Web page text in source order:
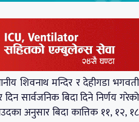
शिवनाथ मन्दिर र देहीगडा भगवती
दिन सार्वजनिक बिदा दिने निर्णय गरेको
अनुसार बिदा कात्तिक ११, १२, १८